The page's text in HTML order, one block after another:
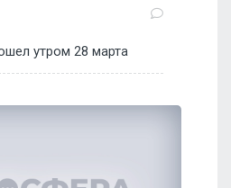
утром 28 марта